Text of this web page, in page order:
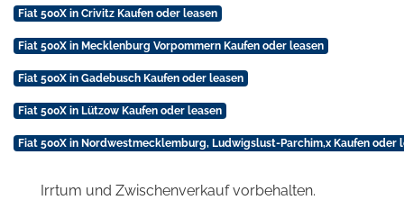
Fiat 500X in Crivitz Kaufen oder leasen
Fiat 500X in Mecklenburg Vorpommern Kaufen oder leasen
Fiat 500X in Gadebusch Kaufen oder leasen
Fiat 500X in Lützow Kaufen oder leasen
Fiat 500X in Nordwestmecklemburg, Ludwigslust-Parchim,x Kaufen oder
Irrtum und Zwischenverkauf vorbehalten.